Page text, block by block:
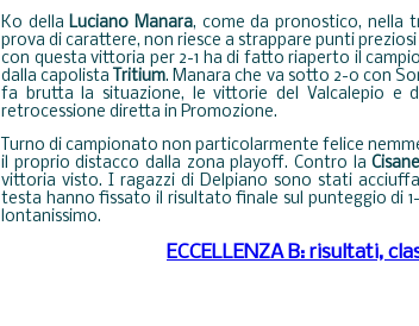
Ko dellaLuciano Manara, come da pronostico, nella
prova di carattere, non riesce a strappare punti
con questa vittoria per 2-1 ha di fatto riaperto il
dalla capolista Tritium. Manara che va sotto 2-0 con
fa brutta la situazione, le vittorie del Valcalepio e
retrocessione diretta in Promozione.
Turno di campionato non particolarmente felice
il proprio distacco dalla zona playoff. Contro la
vittoria visto. I ragazzi di Delpiano sono stati
testa hanno fissato il risultato finale sul punteggio di
lontanissimo.
ECCELLENZA B: risultati,